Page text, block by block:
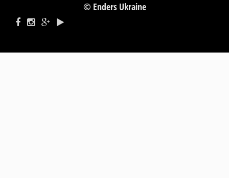
© Enders Ukraine